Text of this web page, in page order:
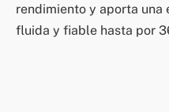
rendimiento y aporta una
fluida y fiable hasta por